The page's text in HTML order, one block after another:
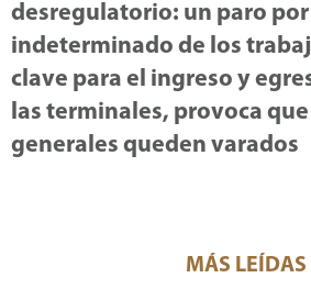
desregulatorio: un paro
indeterminado de los
clave para el ingreso y
las terminales, provoca
generales queden varados
MÁS LEÍDAS